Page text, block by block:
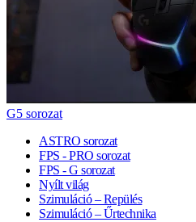
G5 sorozat
ASTRO sorozat
FPS - PRO sorozat
FPS - G sorozat
Nyílt világ
Szimuláció – Repülés
Szimuláció – Űrtechnika